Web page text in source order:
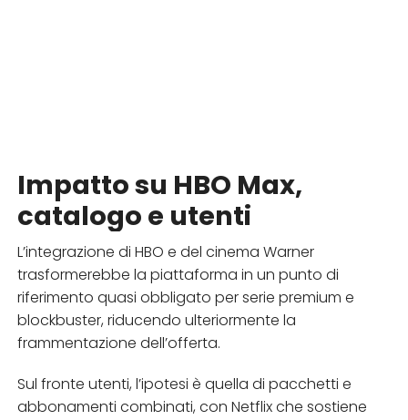
Impatto su HBO Max,
catalogo e utenti
L’integrazione di HBO e del cinema Warner
trasformerebbe la piattaforma in un punto di
riferimento quasi obbligato per serie premium e
blockbuster, riducendo ulteriormente la
frammentazione dell’offerta.​
Sul fronte utenti, l’ipotesi è quella di pacchetti e
abbonamenti combinati, con Netflix che sostiene